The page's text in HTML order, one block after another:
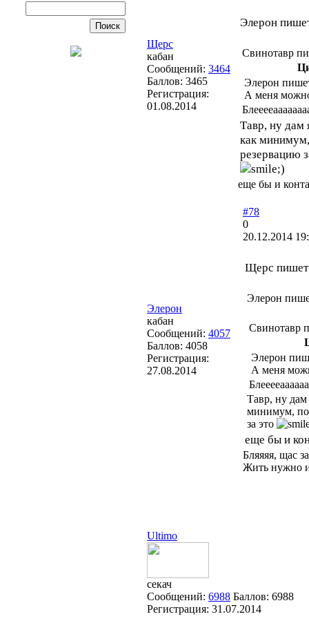
Щерс
кабан
Сообщений: 3464
Баллов: 3465
Регистрация:
01.08.2014
Элерон
Свинотавр
Элерон
А меня
Тавр, ну дам
как
резервацию
еще бы и
Элерон
кабан
Сообщений: 4057
Баллов: 4058
Регистрация:
27.08.2014
#78
0
20.12.2014
Щерс
Элерон
Свинотавр
Элерон
А меня
Тавр, ну дам
минимум,
за это
еще бы и
Бляяяя, щас
Жить нужно
Ultimo
секач
Сообщений: 6988 Баллов: 6988
Регистрация: 31.07.2014